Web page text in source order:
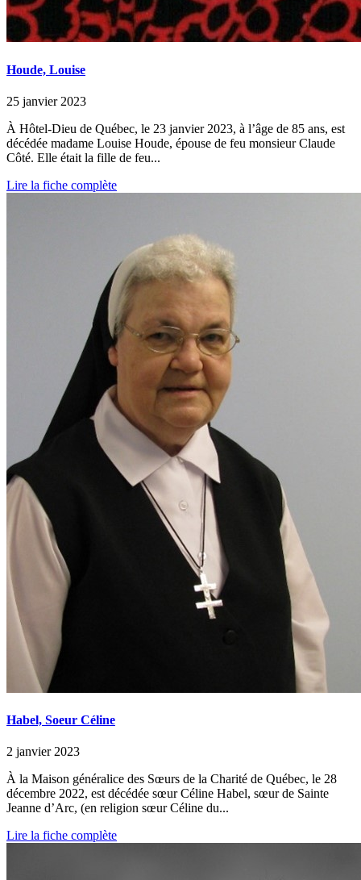
Houde, Louise
25 janvier 2023
À Hôtel-Dieu de Québec, le 23 janvier 2023, à l’âge de 85 ans, est
décédée madame Louise Houde, épouse de feu monsieur Claude
Côté. Elle était la fille de feu...
Lire la fiche complète
Habel, Soeur Céline
2 janvier 2023
À la Maison généralice des Sœurs de la Charité de Québec, le 28
décembre 2022, est décédée sœur Céline Habel, sœur de Sainte
Jeanne d’Arc, (en religion sœur Céline du...
Lire la fiche complète